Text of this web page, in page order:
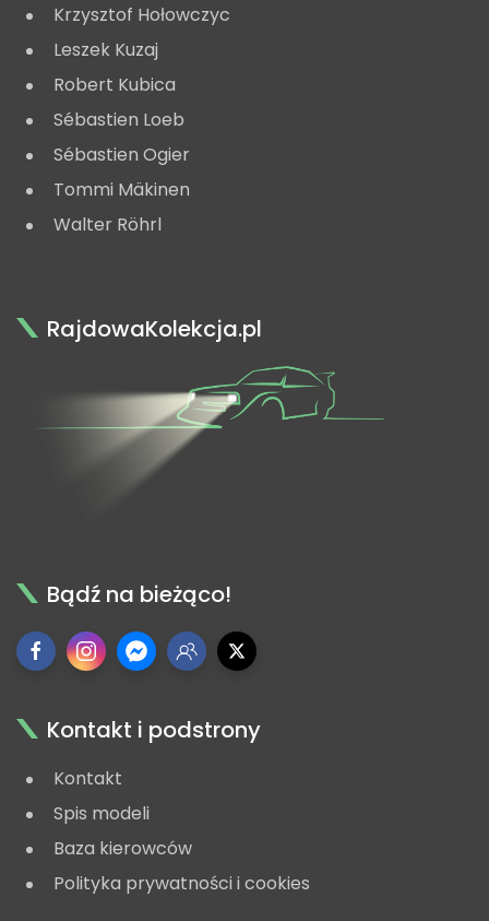
Krzysztof Hołowczyc
Leszek Kuzaj
Robert Kubica
Sébastien Loeb
Sébastien Ogier
Tommi Mäkinen
Walter Röhrl
RajdowaKolekcja.pl
Bądź na bieżąco!
Kontakt i podstrony
Kontakt
Spis modeli
Baza kierowców
Polityka prywatności i cookies